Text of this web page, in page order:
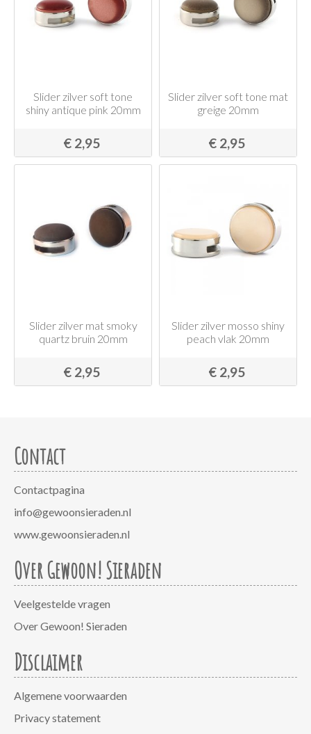
Slider zilver soft tone
shiny antique pink 20mm
€ 2,95
Slider zilver soft tone mat
greige 20mm
€ 2,95
Slider zilver mat smoky
quartz bruin 20mm
€ 2,95
Slider zilver mosso shiny
peach vlak 20mm
€ 2,95
Contact
Contactpagina
info@gewoonsieraden.nl
www.gewoonsieraden.nl
Over Gewoon! Sieraden
Veelgestelde vragen
Over Gewoon! Sieraden
Disclaimer
Algemene voorwaarden
Privacy statement